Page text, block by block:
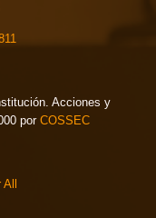
Acciones y
por COSSEC